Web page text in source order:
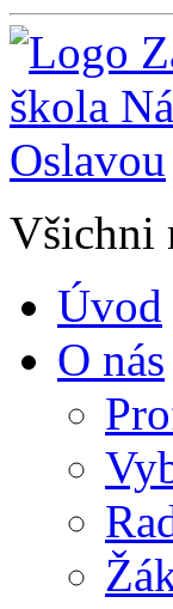
Všichni
Úvod
O nás